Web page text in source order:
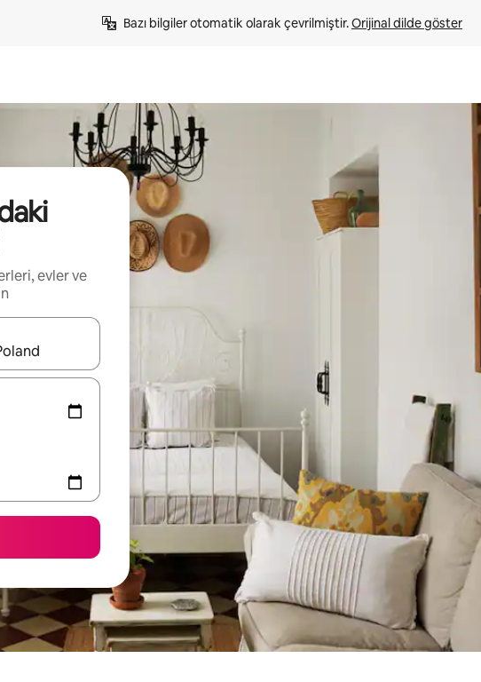
Bazı bilgiler otomatik olarak çevrilmiştir. Orijinal dilde göster
evler ve
ve aşağı oklarıyla gezinin veya dokunarak ya da kaydırma hareketleriyle keşfedin.